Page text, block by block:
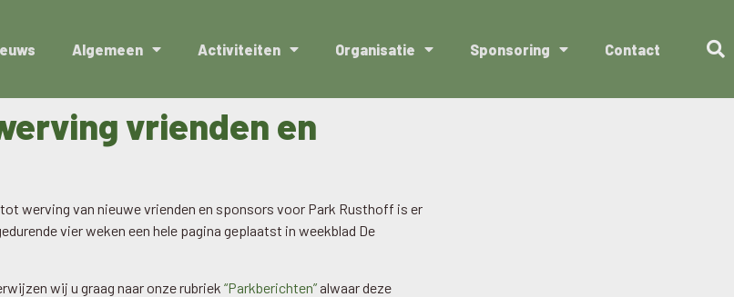
Algemeen Activiteiten Organisatie Sponsoring Contact
vrienden en
werving van nieuwe vrienden en sponsors voor Park Rusthoff is er
vier weken een hele pagina geplaatst in weekblad De
wij u graag naar onze rubriek “Parkberichten” alwaar deze